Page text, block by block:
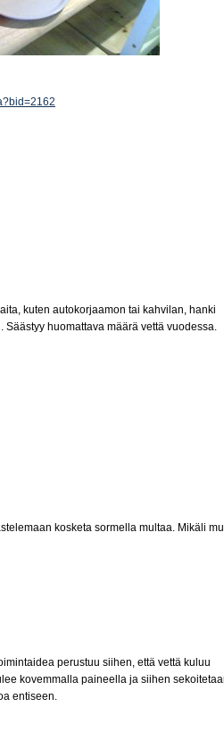
kuten autokorjaamon tai kahvilan, hanki
huomattava määrä vettä vuodessa.
kosketa sormella multaa. Mikäli
perustuu siihen, että vettä kuluu
kovemmalla paineella ja siihen
entiseen.